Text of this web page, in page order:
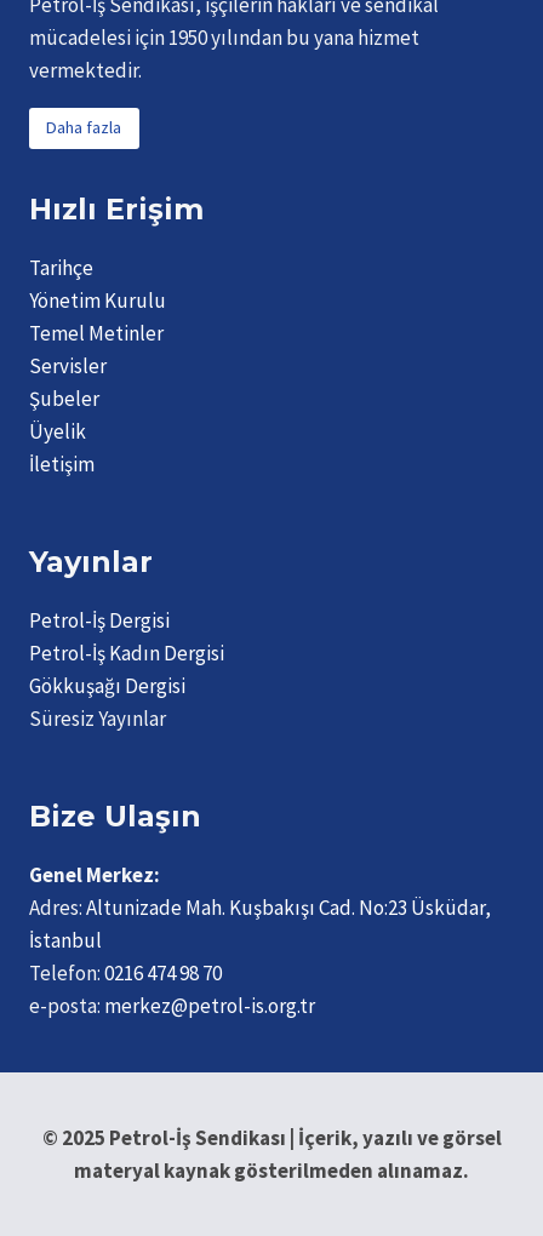
mücadelesi için 1950 yılından bu yana hizmet
vermektedir.
Daha fazla
Hızlı Erişim
Tarihçe
Yönetim Kurulu
Temel Metinler
Servisler
Şubeler
Üyelik
İletişim
Yayınlar
Petrol-İş Dergisi
Petrol-İş Kadın Dergisi
Gökkuşağı Dergisi
Süresiz Yayınlar
Bize Ulaşın
Genel Merkez:
Adres:Altunizade Mah. Kuşbakışı Cad. No:23 Üsküdar,
İstanbul
Telefon:0216 474 98 70
e-posta: merkez@petrol-is.org.tr
© 2025 Petrol-İş Sendikası | İçerik, yazılı ve görsel
materyal kaynak gösterilmeden alınamaz.